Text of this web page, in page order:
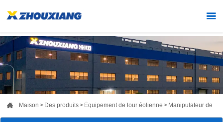

 Maison > Des produits> Équipement de tour éolienne > Manipulateur de